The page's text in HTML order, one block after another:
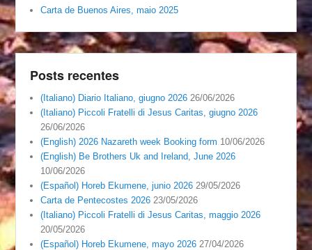
Carta de Buenos Aires, maio 2025
Posts recentes
(Italiano) Diario Italiano, giugno 2026 26/06/2026
(Italiano) Piccoli Fratelli di Jesus Caritas, giugno 2026
26/06/2026
(English) 2026 Nazareth week Booking form 10/06/2026
(English) Be Brothers Uk and Ireland, June 2026
10/06/2026
(Español) Horeb Ekumene, junio 2026 29/05/2026
Carta de Pentecostes 2026 23/05/2026
(Italiano) Piccoli Fratelli di Jesus Caritas, maggio 2026
20/05/2026
(Español) Horeb Ekumene, mayo 2026 27/04/2026